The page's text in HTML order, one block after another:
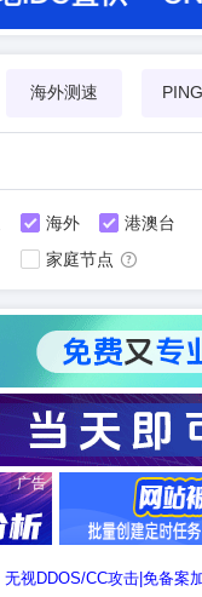
海外测速
海外 港澳台
家庭节点
广告
无视DDOS/CC攻击|免备案